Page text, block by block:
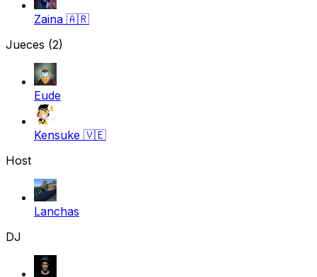
Zaina 🇦🇷
Jueces (2)
Eude
Kensuke 🇻🇪
Host
Lanchas
DJ